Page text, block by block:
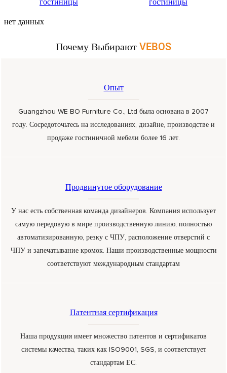
нет данных
Почему ВыбираютVEBOS
Опыт
Guangzhou WE BO Furniture Co., Ltd была основана в 2007
году. Сосредоточьтесь на исследованиях, дизайне, производстве и
продаже гостиничной мебели более 16 лет.
Продвинутое оборудование
У нас есть собственная команда дизайнеров. Компания использует
самую передовую в мире производственную линию, полностью
автоматизированную, резку с ЧПУ, расположение отверстий с
ЧПУ и запечатывание кромок. Наши производственные мощности
соответствуют международным стандартам
Патентная сертификация
Наша продукция имеет множество патентов и сертификатов
системы качества, таких как ISO9001, SGS, и соответствует
стандартам ЕС.